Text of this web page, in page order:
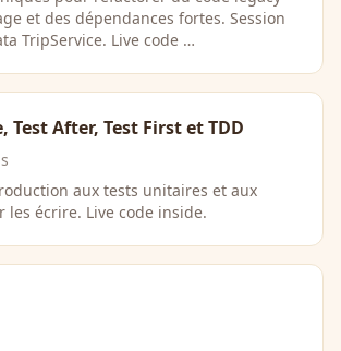
et des dépendances fortes. Session
TripService. Live code …
Test After, Test First et TDD
aux tests unitaires et aux
les écrire. Live code inside.